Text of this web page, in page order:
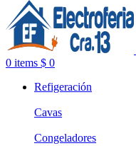
0 items $ 0
Refigeración
Cavas
Congeladores